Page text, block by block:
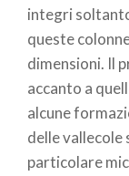
integri
queste
dimensioni. Il
accanto a
alcune
delle vallecole
particolare